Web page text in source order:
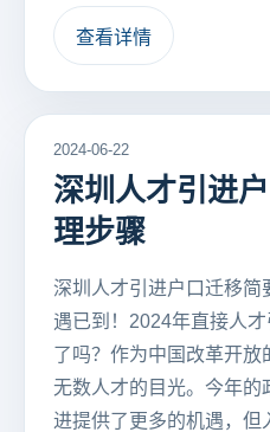
查看详情
2024-06-22
深圳人才引进
理步骤
深圳人才引进户口迁移简
遇已到！2024年直接人
了吗？作为中国改革开放
无数人才的目光。今年的
进提供了更多的机遇，但